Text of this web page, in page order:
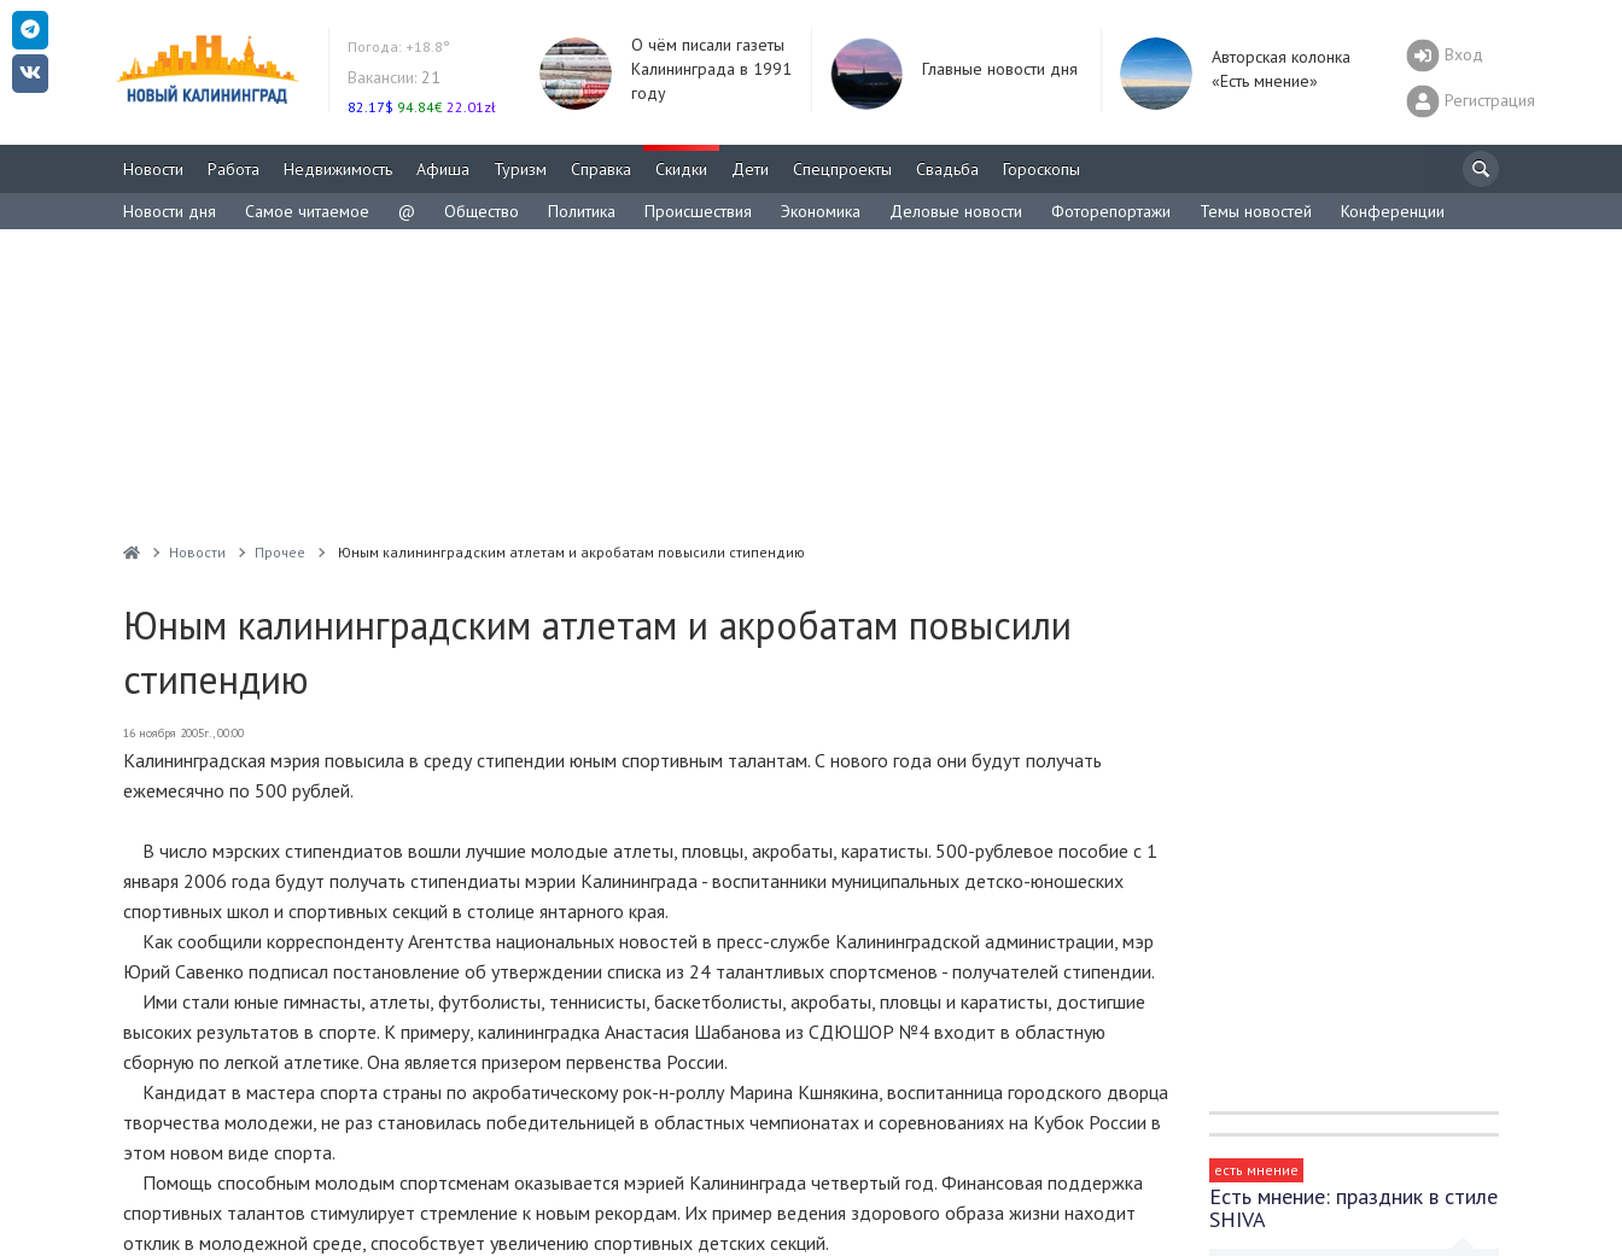
Погода: +18.8°
Вакансии: 21
82.17$ 94.84€ 22.01zł
О чём писали газеты
Калининграда в 1991
году
Главные новости дня
Авторская колонка
«Есть мнение»
Вход
Регистрация
Новости Работа Недвижимость Афиша Туризм Справка Скидки Дети Спецпроекты Свадьба
Гороскопы
Новости дня
Самое читаемое @ Общество Политика Происшествия Экономика Деловые новости Фоторепортажи Темы новостей Конференции
Новости Прочее Юным калининградским атлетам и акробатам повысили стипендию
Юным калининградским атлетам и акробатам повысили
стипендию
16 ноября 2005г., 00:00
Калининградская мэрия повысила в среду стипендии юным спортивным талантам. С нового года они будут получать
ежемесячно по 500 рублей.
В число мэрских стипендиатов вошли лучшие молодые атлеты, пловцы, акробаты, каратисты. 500-рублевое пособие с 1
января 2006 года будут получать стипендиаты мэрии Калининграда - воспитанники муниципальных детско-юношеских
спортивных школ и спортивных секций в столице янтарного края.
Как сообщили корреспонденту Агентства национальных новостей в пресс-службе Калининградской администрации, мэр
Юрий Савенко подписал постановление об утверждении списка из 24 талантливых спортсменов - получателей стипендии.
Ими стали юные гимнасты, атлеты, футболисты, теннисисты, баскетболисты, акробаты, пловцы и каратисты, достигшие
высоких результатов в спорте. К примеру, калининградка Анастасия Шабанова из СДЮШОР №4 входит в областную
сборную по легкой атлетике. Она является призером первенства России.
Кандидат в мастера спорта страны по акробатическому рок-н-роллу Марина Кшнякина, воспитанница городского дворца
творчества молодежи, не раз становилась победительницей в областных чемпионатах и соревнованиях на Кубок России в
этом новом виде спорта.
Помощь способным молодым спортсменам оказывается мэрией Калининграда четвертый год. Финансовая поддержка
спортивных талантов стимулирует стремление к новым рекордам. Их пример ведения здорового образа жизни находит
отклик в молодежной среде, способствует увеличению спортивных детских секций.
есть мнение
Есть мнение: праздник в стиле
SHIVA